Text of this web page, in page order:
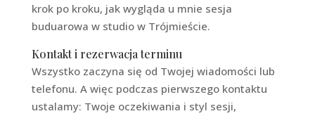
krok po kroku, jak wygląda u mnie sesja
buduarowa w studio w Trójmieście.
Kontakt i rezerwacja terminu
Wszystko zaczyna się od Twojej wiadomości lub
telefonu. A więc podczas pierwszego kontaktu
ustalamy: Twoje oczekiwania i styl sesji,